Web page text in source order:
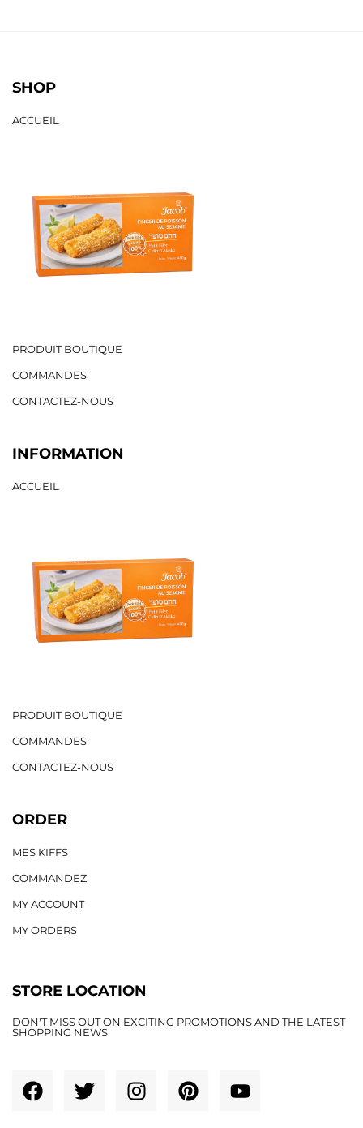
SHOP
ACCUEIL
PRODUIT BOUTIQUE
COMMANDES
CONTACTEZ-NOUS
INFORMATION
ACCUEIL
PRODUIT BOUTIQUE
COMMANDES
CONTACTEZ-NOUS
ORDER
MES KIFFS
COMMANDEZ
MY ACCOUNT
MY ORDERS
STORE LOCATION
DON'T MISS OUT ON EXCITING PROMOTIONS AND THE LATEST
SHOPPING NEWS